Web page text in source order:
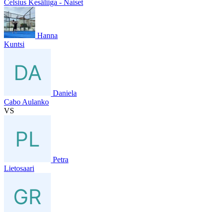
Celsius Kesäliiga - Naiset
Hanna
Kuntsi
Daniela
Cabo Aulanko
VS
Petra
Lietosaari